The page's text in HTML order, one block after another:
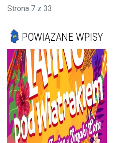
Strona 7 z 33
POWIĄZANE WPISY